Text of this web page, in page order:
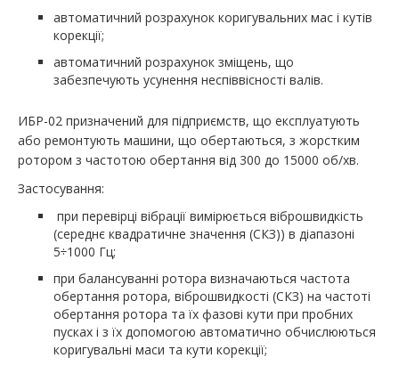
автоматичний розрахунок коригувальних мас і кутів
корекції;
автоматичний розрахунок зміщень, що
забезпечують усунення неспіввісності валів.
ИБР-02 призначений для підприємств, що експлуатують
або ремонтують машини, що обертаються, з жорстким
ротором з частотою обертання від 300 до 15000 об/хв.
Застосування:
при перевірці вібрації вимірюється віброшвидкість
(середнє квадратичне значення (СКЗ)) в діапазоні
5÷1000 Гц;
при балансуванні ротора визначаються частота
обертання ротора, віброшвидкості (СКЗ) на частоті
обертання ротора та їх фазові кути при пробних
пусках і з їх допомогою автоматично обчислюються
коригувальні маси та кути корекції;